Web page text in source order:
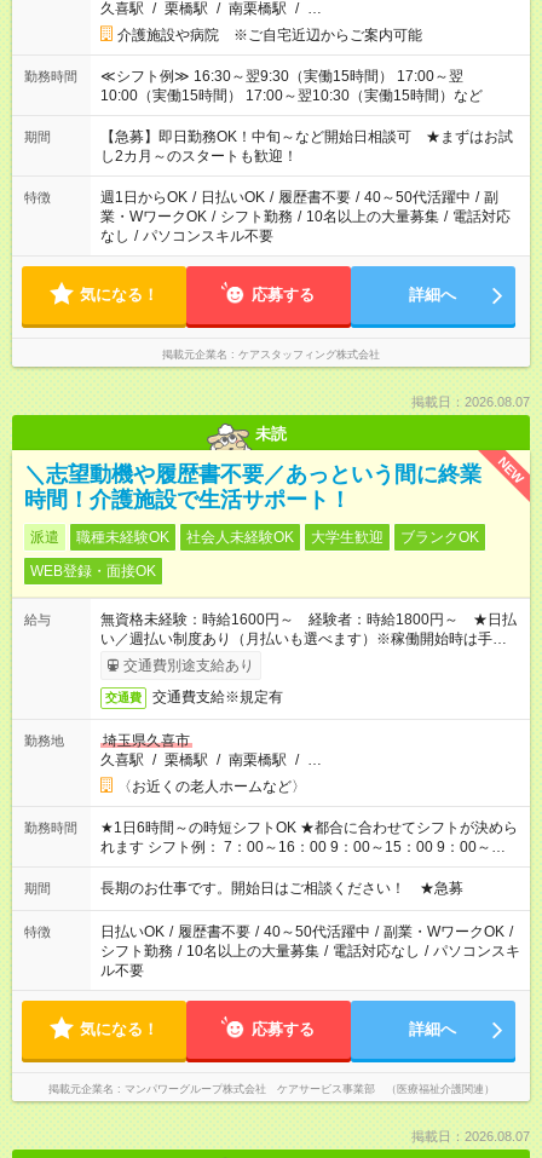
久喜駅 / 栗橋駅 / 南栗橋駅 / …
介護施設や病院 ※ご自宅近辺からご案内可能
勤務時間
≪シフト例≫ 16:30～翌9:30（実働15時間） 17:00～翌
10:00（実働15時間） 17:00～翌10:30（実働15時間）など
期間
【急募】即日勤務OK！中旬～など開始日相談可 ★まずはお試
し2カ月～のスタートも歓迎！
特徴 週1日からOK / 日払いOK / 履歴書不要 / 40～50代活躍中 / 副
業・WワークOK / シフト勤務 / 10名以上の大量募集 / 電話対応
なし / パソコンスキル不要
気になる！ 応募する 詳細へ
掲載元企業名 ケアスタッフィング株式会社
掲載日：2026.08.07
未読
NEW
＼志望動機や履歴書不要／あっという間に終業
時間！介護施設で生活サポート！
派遣 職種未経験OK 社会人未経験OK 大学生歓迎
ブランクOK
WEB登録・面接OK
給与
無資格未経験：時給1600円～ 経験者：時給1800円～ ★日払
い／週払い制度あり（月払いも選べます）※稼働開始時は手続き
完了次第のお支払いとなります。
交通費別途支給あり
交通費 交通費支給※規定有
勤務地
埼玉県久喜市
久喜駅 / 栗橋駅 / 南栗橋駅 / …
〈お近くの老人ホームなど〉
勤務時間
★1日6時間～の時短シフトOK ★都合に合わせてシフトが決めら
れます シフト例： 7：00～16：00 9：00～15：00 9：00～
18：00 11：00～20：00 など ※Wワークの場合、他のお仕事と
合わせ週40時間超の就業はご案内できません ※法令に基づき、
派遣法（日雇い派遣の原則禁止）により、短時間・短期間の就
業はご案内が難しい場合があります
期間 長期のお仕事です。開始日はご相談ください！ ★急募
特徴 日払いOK / 履歴書不要 / 40～50代活躍中 / 副業・WワークOK /
シフト勤務 / 10名以上の大量募集 / 電話対応なし / パソコンスキ
ル不要
気になる！ 応募する 詳細へ
掲載元企業名 マンパワーグループ株式会社 ケアサービス事業部 （医療福祉介護関連）
掲載日：2026.08.07